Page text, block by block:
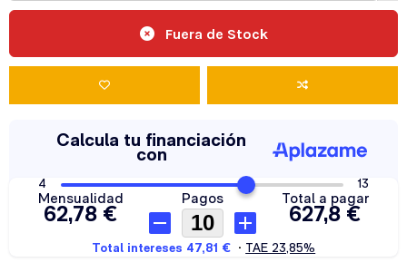
Fuera de Stock